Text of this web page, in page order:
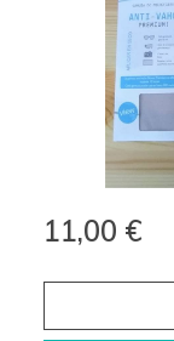
11,00 €